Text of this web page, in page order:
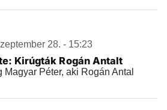
28. - 15:23
Kirúgták Rogán Antalt
Péter, aki Rogán Antal